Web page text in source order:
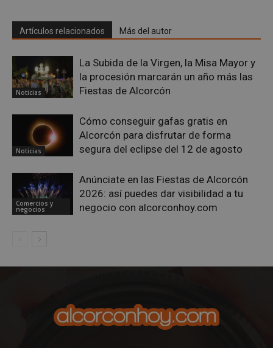
Artículos relacionados Más del autor
Noticias
La Subida de la Virgen, la Misa Mayor y
la procesión marcarán un año más las
Fiestas de Alcorcón
Noticias
Cómo conseguir gafas gratis en
Alcorcón para disfrutar de forma
segura del eclipse del 12 de agosto
Comercios y
negocios
Anúnciate en las Fiestas de Alcorcón
2026: así puedes dar visibilidad a tu
negocio con alcorconhoy.com
AWSALBCORS
Amazon.com
Inc.
Google
Privacy Policy